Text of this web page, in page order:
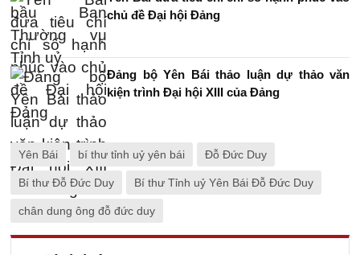
chủ đề Đại hội Đảng
Đảng bộ Yên Bái thảo luận dự thảo văn
kiện trình Đại hội XIII của Đảng
Yên Bái bí thư tỉnh uỷ yên bái Đỗ Đức Duy
Bí thư Đỗ Đức Duy Bí thư Tỉnh uỷ Yên Bái Đỗ Đức Duy
chân dung ông đỗ đức duy